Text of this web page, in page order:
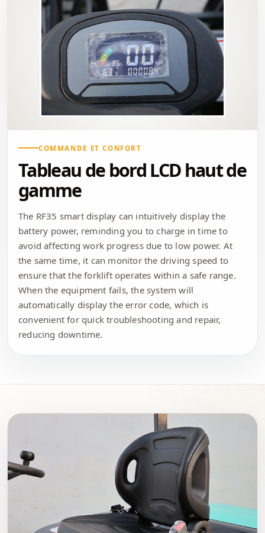
COMMANDE ET CONFORT
Tableau de bord LCD haut de
gamme
The RF35 smart display can intuitively display the
battery power, reminding you to charge in time to
avoid affecting work progress due to low power. At
the same time, it can monitor the driving speed to
ensure that the forklift operates within a safe range.
When the equipment fails, the system will
automatically display the error code, which is
convenient for quick troubleshooting and repair,
reducing downtime.